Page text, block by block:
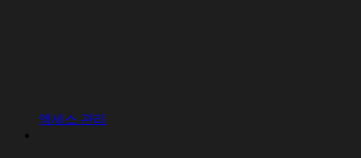
액세스 관리